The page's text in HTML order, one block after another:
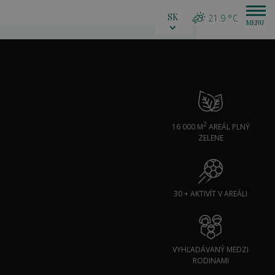
21.9 °C
SK
16 000 M2 AREÁL PLNÝ
ZELENE
30 + AKTIVÍT V AREÁLI
VYHĽADÁVANÝ MEDZI
RODINAMI